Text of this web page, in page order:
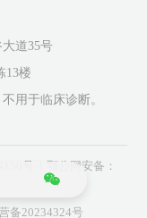
道35号
13楼
用于临床诊断。
号-1
鄂公网安备：
备20234324号